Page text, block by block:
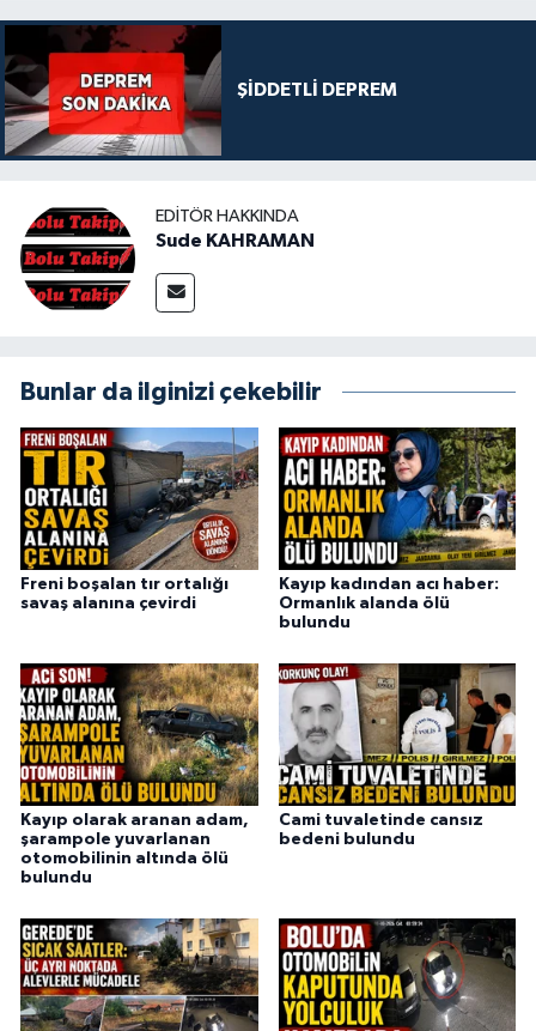
ŞİDDETLİ DEPREM
EDITÖR HAKKINDA
Sude KAHRAMAN
Bunlar da ilginizi çekebilir
Freni boşalan tır ortalığı
savaş alanına çevirdi
Kayıp kadından acı haber:
Ormanlık alanda ölü
bulundu
Kayıp olarak aranan adam,
şarampole yuvarlanan
otomobilinin altında ölü
bulundu
Cami tuvaletinde cansız
bedeni bulundu